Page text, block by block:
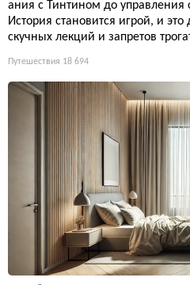
ания с Тинтином до
История становится игрой, и это
скучных лекций и запретов
Путешествия 18 694